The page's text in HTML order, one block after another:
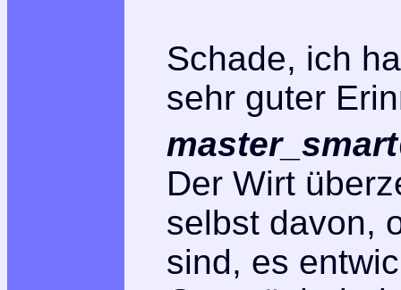
Schade, ich
sehr guter
Der Wirt
selbst davon,
sind, es